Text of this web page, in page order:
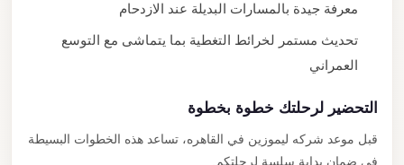
معرفة جيدة بالمسارات البديلة عند الازدحام
تحديث مستمر لخرائط التغطية بما يتماشى مع التوسع
العمراني
التحضير لرحلتك خطوة بخطوة
قبل موعد شركه ليموزين في القاهره، تساعد هذه الخطوات البسيطة
في ضمان بداية سلسة لرحلتكم.